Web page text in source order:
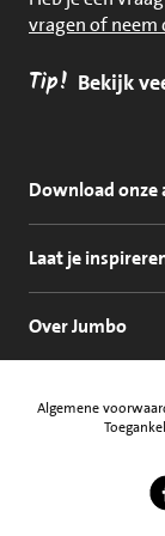
vragen of neem
Tip! Bekijk
Download onze
Laat je
Over Jumbo
Algemene